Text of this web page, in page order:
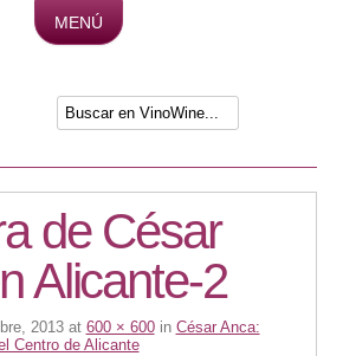
MENÚ
de César
Alicante-2
2013at 600 × 600in César Anca:
Centro de Alicante